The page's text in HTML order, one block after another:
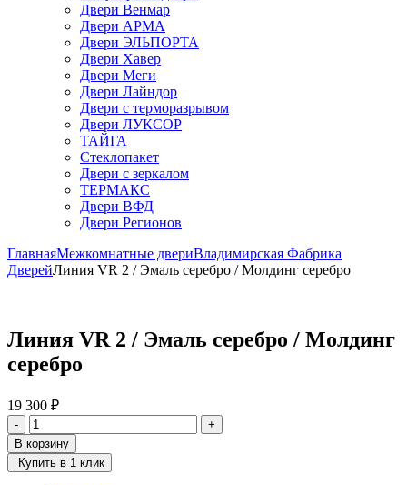
Двери Венмар
Двери АРМА
Двери ЭЛЬПОРТА
Двери Хавер
Двери Меги
Двери Лайндор
Двери с терморазрывом
Двери ЛУКСОР
ТАЙГА
Стеклопакет
Двери с зеркалом
ТЕРМАКС
Двери ВФД
Двери Регионов
ГлавнаяМежкомнатные двериВладимирская Фабрика
ДверейЛиния VR 2 / Эмаль серебро / Молдинг серебро
Линия VR 2 / Эмаль серебро / Молдинг
серебро
19 300 ₽
Количество
товара
Линия
VR
-
+
В корзину
Купить в 1 клик